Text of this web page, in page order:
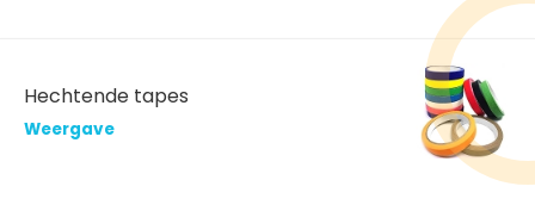
Hechtende tapes
Weergave